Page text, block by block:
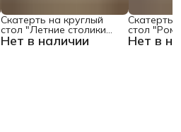
Нет в наличии
Скатерть на круглый
стол "Летние столики
кафе", 150х150 Нет в
Скатерть
стол
поляне",